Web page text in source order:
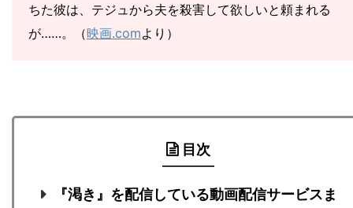
ちた彼は、テジュから夫を殺害して欲しいと頼まれる
が……。（映画.comより）
目次
『渇き』を配信している動画配信サービスま